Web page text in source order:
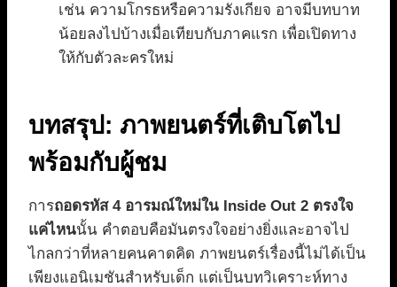
เช่น ความโกรธหรือความรังเกียจ อาจมีบทบาท
น้อยลงไปบ้างเมื่อเทียบกับภาคแรก เพื่อเปิดทาง
ให้กับตัวละครใหม่
บทสรุป: ภาพยนตร์ที่เติบโตไป
พร้อมกับผู้ชม
การถอดรหัส 4 อารมณ์ใหม่ใน Inside Out 2 ตรงใจ
แค่ไหนนั้น คำตอบคือมันตรงใจอย่างยิ่งและอาจไป
ไกลกว่าที่หลายคนคาดคิด ภาพยนตร์เรื่องนี้ไม่ได้เป็น
เพียงแอนิเมชันสำหรับเด็ก แต่เป็นบทวิเคราะห์ทาง